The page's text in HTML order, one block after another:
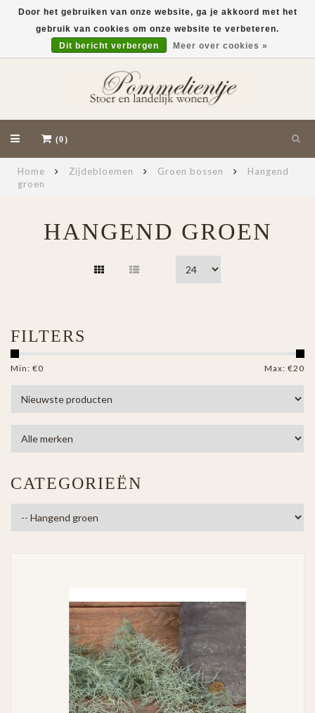
(0)
Home Zijdebloemen Groen bossen
Hangend
groen
HANGEND GROEN
FILTERS
Min: €0 Max: €20
CATEGORIEËN
Door het gebruiken van onze website, ga je akkoord met het
gebruik van cookies om onze website te verbeteren.
Dit bericht verbergen
Meer over cookies »